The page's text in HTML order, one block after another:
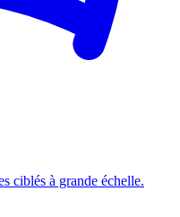
ciblés à grande échelle.